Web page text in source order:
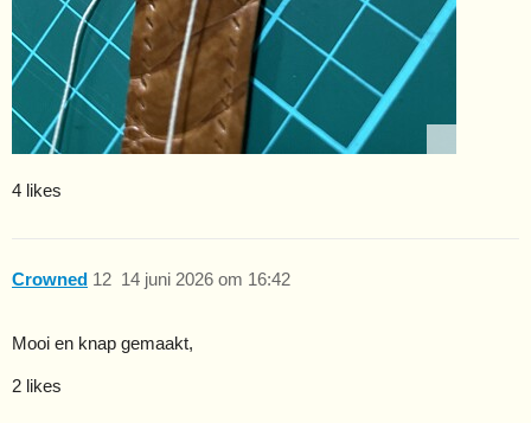
4 likes
Crowned 14 juni 2026 om 16:42
12
Mooi en knap gemaakt,
2 likes